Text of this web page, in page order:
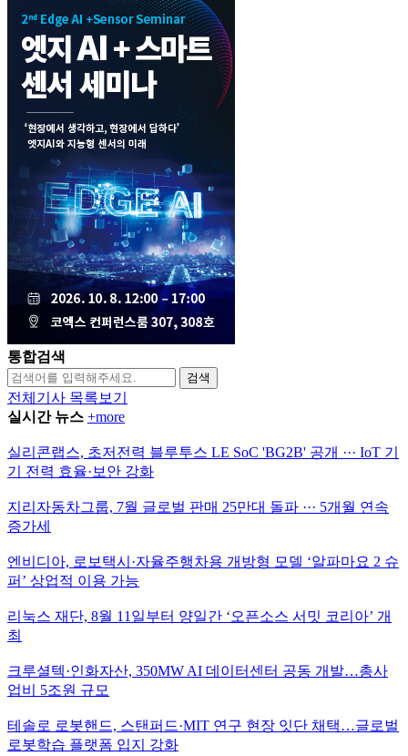
통합검색
검색
전체기사 목록보기
실시간 뉴스 +more
실리콘랩스, 초저전력 블루투스 LE SoC 'BG2B' 공개 ··· IoT 기
기 전력 효율·보안 강화
지리자동차그룹, 7월 글로벌 판매 25만대 돌파 ··· 5개월 연속
증가세
엔비디아, 로보택시·자율주행차용 개방형 모델 ‘알파마요 2 슈
퍼’ 상업적 이용 가능
리눅스 재단, 8월 11일부터 양일간 ‘오픈소스 서밋 코리아’ 개
최
크루셜텍·인화자산, 350MW AI 데이터센터 공동 개발…총사
업비 5조원 규모
테솔로 로봇핸드, 스탠퍼드·MIT 연구 현장 잇단 채택…글로벌
로봇학습 플랫폼 입지 강화